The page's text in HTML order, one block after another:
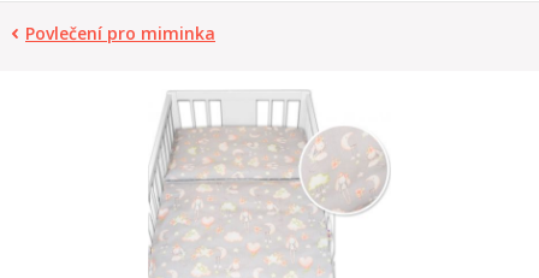
Povlečení pro miminka